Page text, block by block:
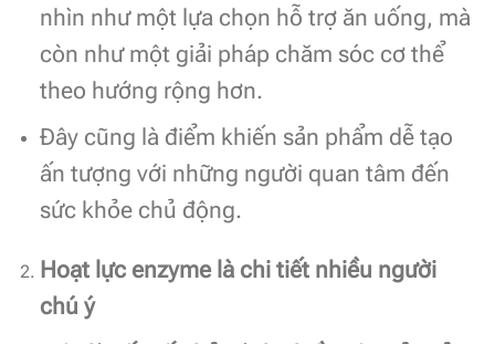
nhìn như một lựa chọn hỗ trợ ăn uống, mà
còn như một giải pháp chăm sóc cơ thể
theo hướng rộng hơn.
Đây cũng là điểm khiến sản phẩm dễ tạo
ấn tượng với những người quan tâm đến
sức khỏe chủ động.
Hoạt lực enzyme là chi tiết nhiều người
chú ý